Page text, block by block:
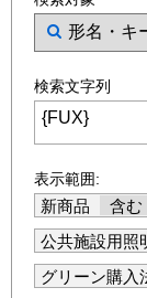
検索文字列
表示範囲:
新商品
公共施設用照
グリーン購入